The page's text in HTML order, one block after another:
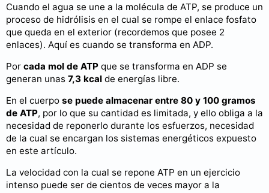
Cuando el agua se une a la molécula de ATP, se produce un
proceso de hidrólisis en el cual se rompe el enlace fosfato
que queda en el exterior (recordemos que posee 2
enlaces). Aquí es cuando se transforma en ADP.
Por cada mol de ATP que se transforma en ADP se
generan unas 7,3 kcal de energías libre.
En el cuerpo se puede almacenar entre 80 y 100 gramos
de ATP, por lo que su cantidad es limitada, y ello obliga a la
necesidad de reponerlo durante los esfuerzos, necesidad
de la cual se encargan los sistemas energéticos expuesto
en este artículo.
La velocidad con la cual se repone ATP en un ejercicio
intenso puede ser de cientos de veces mayor a la